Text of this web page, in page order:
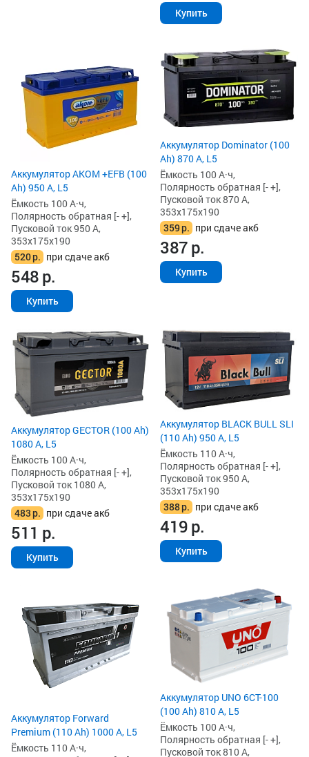
Купить
Аккумулятор AKOM +EFB (100
Ah) 950 А, L5
Ёмкость 100 А·ч,
Полярность обратная [- +],
Пусковой ток 950 А,
353x175x190
520р. при сдаче акб
548р.
Купить
Аккумулятор Dominator (100
Ah) 870 А, L5
Ёмкость 100 А·ч,
Полярность обратная [- +],
Пусковой ток 870 А,
353x175x190
359р. при сдаче акб
387р.
Купить
Аккумулятор GECTOR (100 Ah)
1080 А, L5
Ёмкость 100 А·ч,
Полярность обратная [- +],
Пусковой ток 1080 А,
353x175x190
483р. при сдаче акб
511 р.
Купить
Аккумулятор BLACK BULL SLI
(110 Ah) 950 А, L5
Ёмкость 110 А·ч,
Полярность обратная [- +],
Пусковой ток 950 А,
353x175x190
388р. при сдаче акб
419р.
Купить
Аккумулятор Forward
Premium (110 Ah) 1000 А, L5
Ёмкость 110 А·ч,
Аккумулятор UNO 6CT-100
(100 Ah) 810 А, L5
Ёмкость 100 А·ч,
Полярность обратная [- +],
Пусковой ток 810 А,